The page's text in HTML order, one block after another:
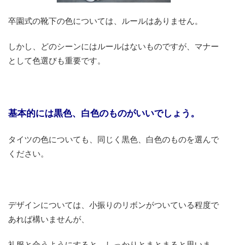
卒園式の靴下の色については、ルールはありません。
しかし、どのシーンにはルールはないものですが、マナー
として色選びも重要です。
基本的には黒色、白色のものがいいでしょう。
タイツの色についても、同じく黒色、白色のものを選んで
ください。
デザインについては、小振りのリボンがついている程度で
あれば構いませんが、